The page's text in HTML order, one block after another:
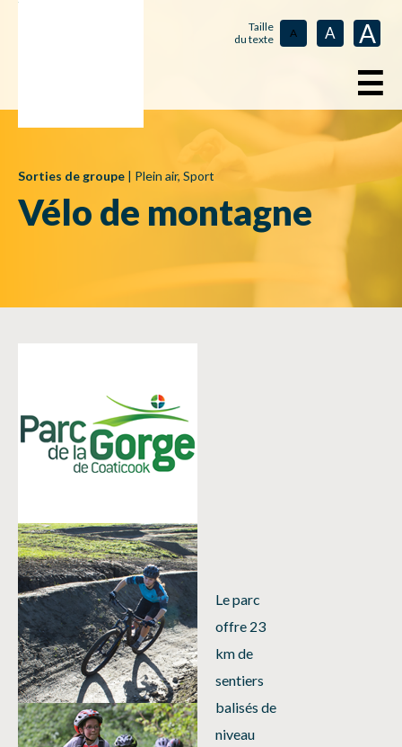
Taille
du texte
A A A
☰
Sorties de groupe | Plein air, Sport
Vélo de montagne
Le parc
offre 23
km de
sentiers
balisés de
niveau